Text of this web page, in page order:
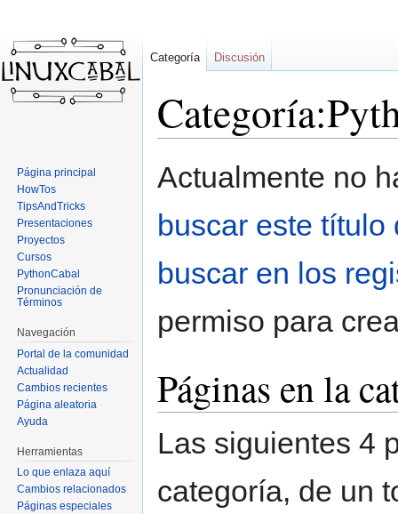
a
navegación
a
búsqueda
Actualmente no
buscar este título
buscar en los
permiso para
Páginas en la
Las siguientes 4
categoría, de un
Categoría Discusión
Página principal
HowTos
TipsAndTricks
Presentaciones
Proyectos
Cursos
PythonCabal
Pronunciación de
Términos
Navegación
Portal de la comunidad
Actualidad
Cambios recientes
Página aleatoria
Ayuda
Herramientas
Lo que enlaza aquí
Cambios relacionados
Páginas especiales